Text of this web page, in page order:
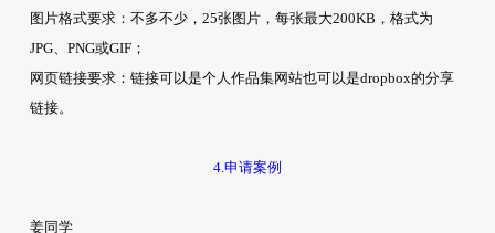
图片格式要求：不多不少，25张图片，每张最大200KB，格式为
JPG、PNG或GIF；
网页链接要求：链接可以是个人作品集网站也可以是dropbox的分享
链接。
4.申请案例
姜同学